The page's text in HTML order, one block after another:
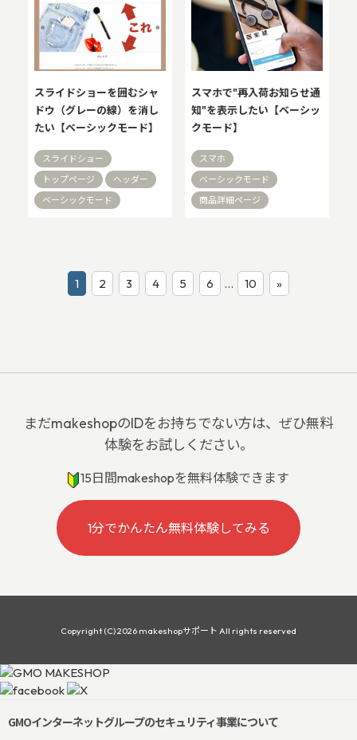
スライドショーを囲むシャ
ドウ（グレーの線）を消し
たい【ベーシックモード】
スライドショー
トップページ
ヘッダー
ベーシックモード
スマホで"再入荷お知らせ通
知"を表示したい【ベーシッ
クモード】
スマホ
ベーシックモード
商品詳細ページ
1 2 3 4 5 6 … 10 »
まだmakeshopのIDをお持ちでない方は、ぜひ無料
体験をお試しください。
15日間makeshopを無料体験できます
1分でかんたん無料体験してみる
Copyright (C) 2026 makeshopサポート All rights reserved
GMOインターネットグループのセキュリティ事業について